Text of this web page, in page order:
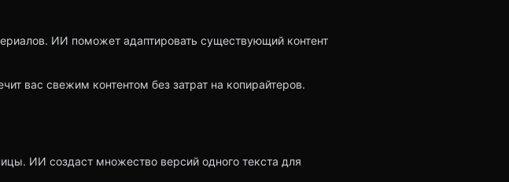
ИИ поможет адаптировать существующий контент
вас свежим контентом без затрат на копирайтеров.
ИИ создаст множество версий одного текста для